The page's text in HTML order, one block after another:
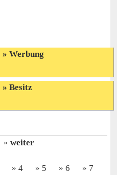
Werbung
Besitz
weiter
4 5 6 7